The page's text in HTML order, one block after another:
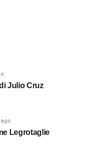
Julio Cruz
Legrotaglie